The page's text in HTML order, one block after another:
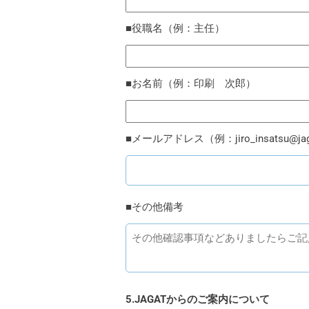
■役職名（例：主任）
■お名前（例：印刷 次郎）
■メールアドレス（例：
■その他備考
5.JAGATからのご案内について